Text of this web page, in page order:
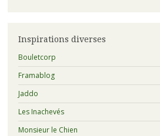
Inspirations diverses
Bouletcorp
Framablog
Jaddo
Les Inachevés
Monsieur le Chien